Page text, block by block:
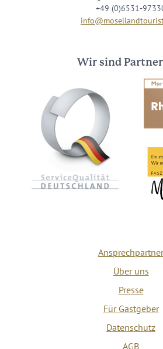
+49 (0)6531-
Wir sind
Ansprechpartner
Über uns
Presse
Für Gastgeber
Datenschutz
AGB